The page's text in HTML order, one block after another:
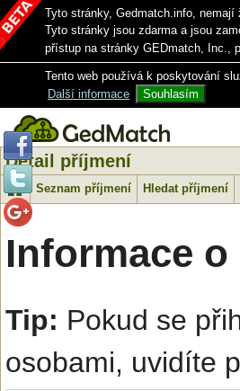
Tyto stránky, Gedmatch.info,
Tyto stránky jsou zdarma a jsou
přístup na stránky GEDmatch, Inc.,
Tento web používá k poskytování
Další informace
Souhlasím
Detail příjmení
Seznam příjmení Hledat příjmení
Informace
Tip: Pokud se
osobami, uvidíte